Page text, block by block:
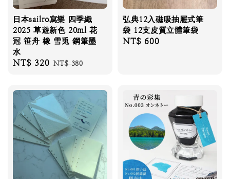
日本sailro寫樂 四季織
2025 草遊新色 20ml 花
冠 笹舟 橡 雪兎 鋼筆墨
水
Sale
NT$ 320 Regular
NT$ 380
弘典12入磁吸抽屜式筆
袋 12支皮質立體筆袋
Regular
NT$ 600